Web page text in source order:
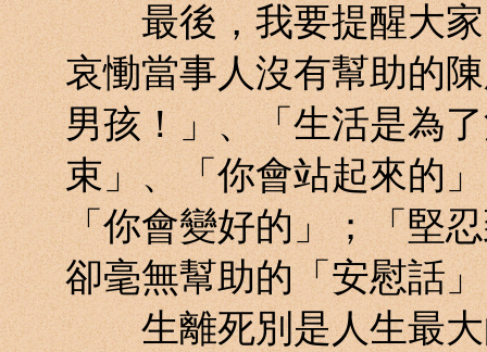
最後，我要提醒大家
哀慟當事人沒有幫助的
男孩！」、「生活是為
束」、「你會站起來的
「你會變好的」；「堅
卻毫無幫助的「安慰話
生離死別是人生最大